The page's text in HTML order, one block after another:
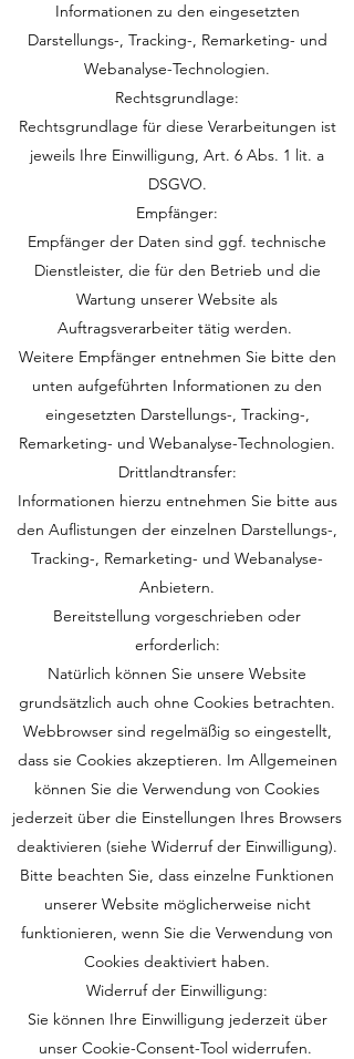
Informationen zu den eingesetzten
Darstellungs-, Tracking-, Remarketing- und
Webanalyse-Technologien.
Rechtsgrundlage:
Rechtsgrundlage für diese Verarbeitungen ist
jeweils Ihre Einwilligung, Art. 6 Abs. 1 lit. a
DSGVO.
Empfänger:
Empfänger der Daten sind ggf. technische
Dienstleister, die für den Betrieb und die
Wartung unserer Website als
Auftragsverarbeiter tätig werden.
Weitere Empfänger entnehmen Sie bitte den
unten aufgeführten Informationen zu den
eingesetzten Darstellungs-, Tracking-,
Remarketing- und Webanalyse-Technologien.
Drittlandtransfer:
Informationen hierzu entnehmen Sie bitte aus
den Auflistungen der einzelnen Darstellungs-,
Tracking-, Remarketing- und Webanalyse-
Anbietern.
Bereitstellung vorgeschrieben oder
erforderlich:
Natürlich können Sie unsere Website
grundsätzlich auch ohne Cookies betrachten.
Webbrowser sind regelmäßig so eingestellt,
dass sie Cookies akzeptieren. Im Allgemeinen
können Sie die Verwendung von Cookies
jederzeit über die Einstellungen Ihres Browsers
deaktivieren (siehe Widerruf der Einwilligung).
Bitte beachten Sie, dass einzelne Funktionen
unserer Website möglicherweise nicht
funktionieren, wenn Sie die Verwendung von
Cookies deaktiviert haben.
Widerruf der Einwilligung:
Sie können Ihre Einwilligung jederzeit über
unser Cookie-Consent-Tool widerrufen.